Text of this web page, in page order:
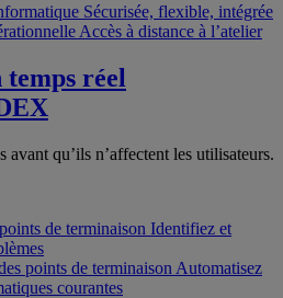
Sécurisée, flexible, intégrée
Accès à distance à l’atelier
temps réel
avant qu’ils n’affectent les utilisateurs.
de terminaison Identifiez et
points de terminaison Automatisez
courantes